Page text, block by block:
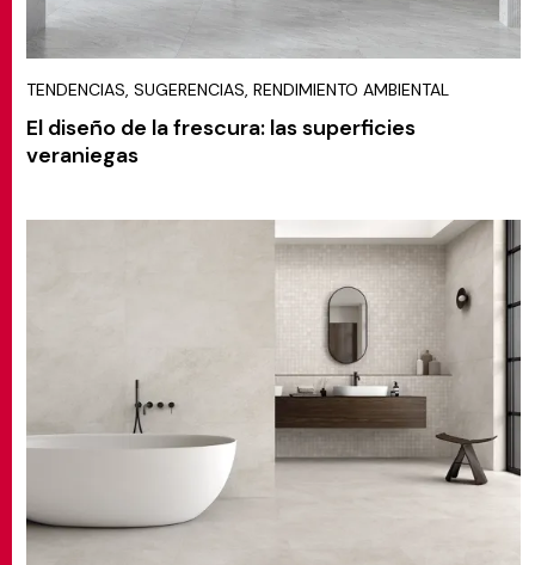
TENDENCIAS, SUGERENCIAS, RENDIMIENTO AMBIENTAL
El diseño de la frescura: las superficies
veraniegas